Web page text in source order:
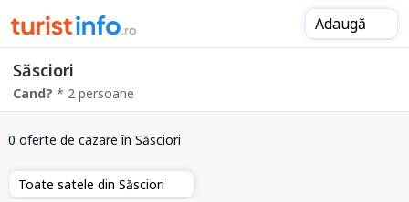
Adaugă
Săsciori
Cand? * 2 persoane
0 oferte de cazareîn Săsciori
Toate satele din Săsciori